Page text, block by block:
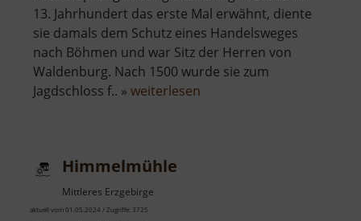
13. Jahrhundert das erste Mal erwähnt, diente
sie damals dem Schutz eines Handelsweges
nach Böhmen und war Sitz der Herren von
Waldenburg. Nach 1500 wurde sie zum
Jagdschloss f.. » weiterlesen
Himmelmühle
Mittleres Erzgebirge
aktuell vom 01.05.2024 / Zugriffe: 3725